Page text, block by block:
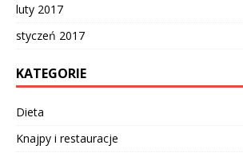
luty 2017
styczeń 2017
KATEGORIE
Dieta
Knajpy i restauracje